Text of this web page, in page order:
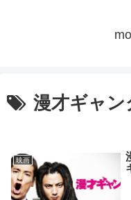
漫才ギャン
映画